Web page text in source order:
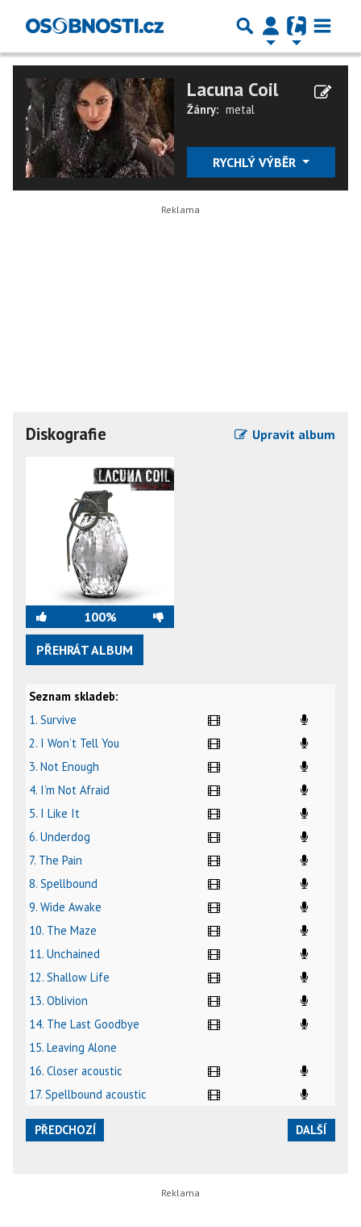
Lacuna Coil
Žánry: metal
RYCHLÝ VÝBĚR
Diskografie Upravit album
100%
PŘEHRÁT ALBUM
Seznam skladeb:
1. Survive
2. I Won’t Tell You
3. Not Enough
4. I’m Not Afraid
5. I Like It
6. Underdog
7. The Pain
8. Spellbound
9. Wide Awake
10. The Maze
11. Unchained
12. Shallow Life
13. Oblivion
14. The Last Goodbye
15. Leaving Alone
16. Closer acoustic
17. Spellbound acoustic
PŘEDCHOZÍ DALŠÍ